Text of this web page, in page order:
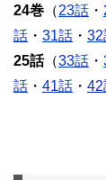
24巻 （23話 ・
話 ・ 31話 ・ 32
25話（33話 ・
話 ・ 41話 ・ 42